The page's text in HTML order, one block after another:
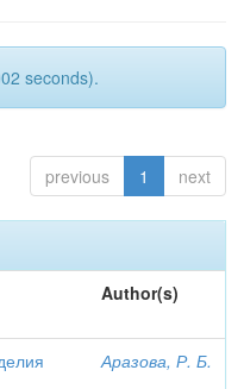
seconds).
previous 1 next
Author(s)
Аразова, Р. Б.